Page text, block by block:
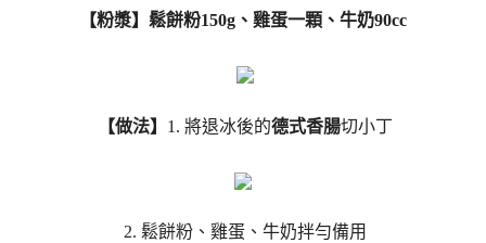
【粉漿】鬆餅粉150g、雞蛋一顆、牛奶90cc
【做法】 1. 將退冰後的德式香腸切小丁
2. 鬆餅粉、雞蛋、牛奶拌勻備用